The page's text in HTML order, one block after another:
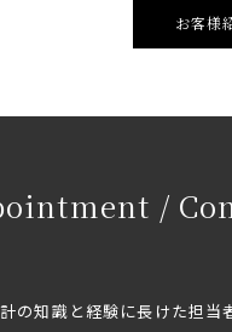
お客様
/
の知識と経験に長けた担当